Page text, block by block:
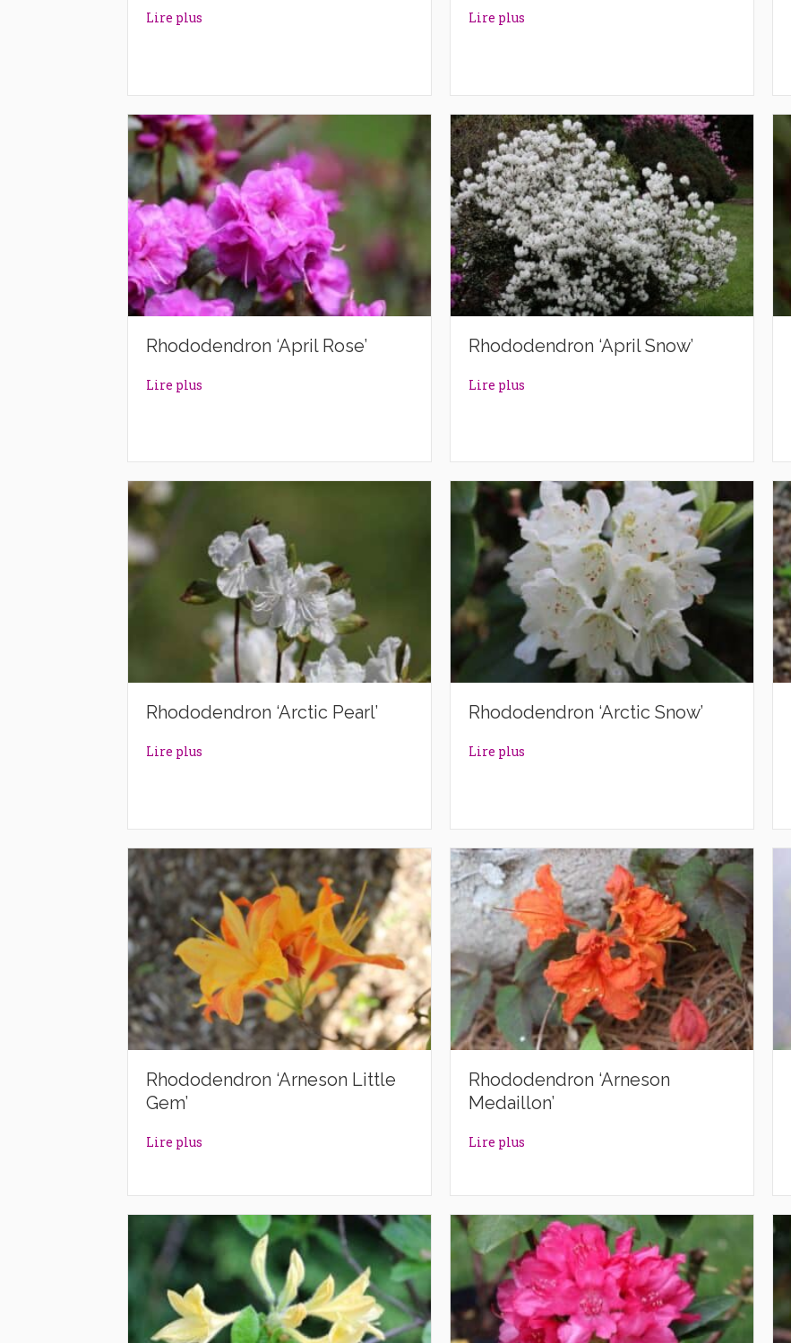
Lire plus Lire plus
Rhododendron ‘April Rose’
Lire plus
Rhododendron ‘April Snow’
Lire plus
Rhododendron ‘Arctic Pearl’
Lire plus
Rhododendron ‘Arctic Snow’
Lire plus
Rhododendron ‘Arneson Little
Gem’
Lire plus
Rhododendron ‘Arneson
Medaillon’
Lire plus